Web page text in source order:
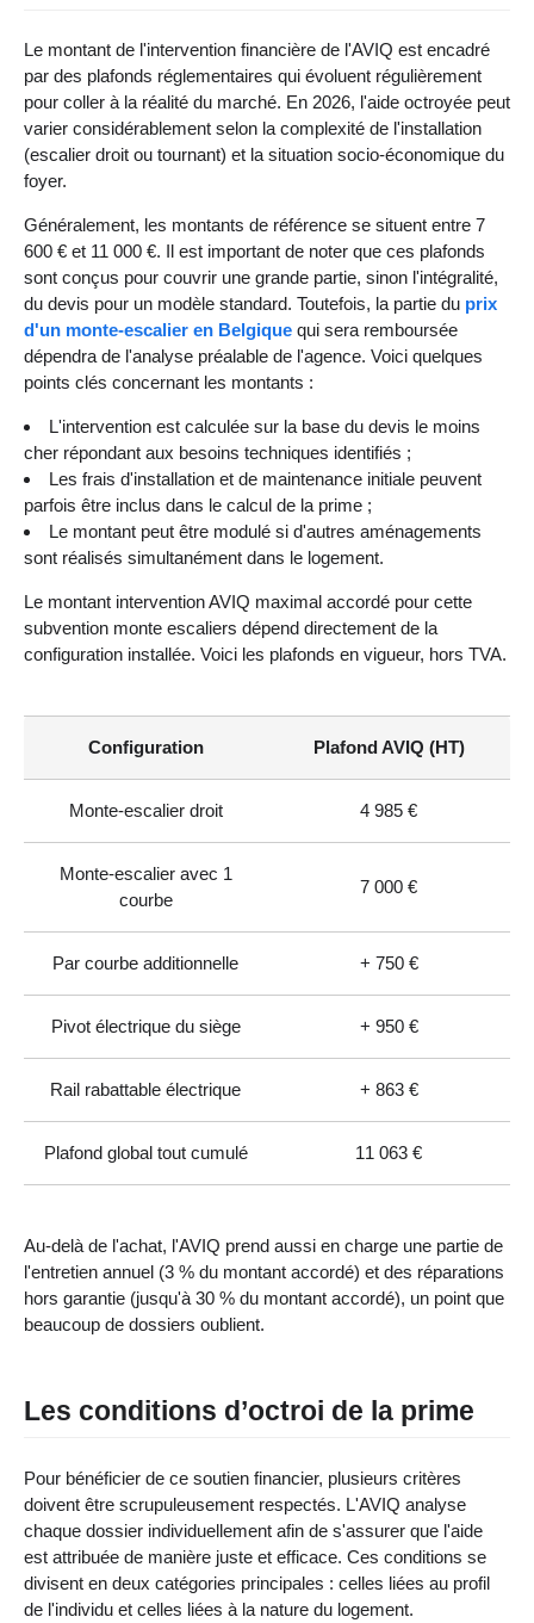
Le montant de l'intervention financière de l'AVIQ est encadré
par des plafonds réglementaires qui évoluent régulièrement
pour coller à la réalité du marché. En 2026, l'aide octroyée peut
varier considérablement selon la complexité de l'installation
(escalier droit ou tournant) et la situation socio-économique du
foyer.
Généralement, les montants de référence se situent entre 7
600 € et 11 000 €. Il est important de noter que ces plafonds
sont conçus pour couvrir une grande partie, sinon l'intégralité,
du devis pour un modèle standard. Toutefois, la partie du prix
d'un monte-escalier en Belgique qui sera remboursée
dépendra de l'analyse préalable de l'agence. Voici quelques
points clés concernant les montants :
L'intervention est calculée sur la base du devis le moins
cher répondant aux besoins techniques identifiés ;
Les frais d'installation et de maintenance initiale peuvent
parfois être inclus dans le calcul de la prime ;
Le montant peut être modulé si d'autres aménagements
sont réalisés simultanément dans le logement.
Le montant intervention AVIQ maximal accordé pour cette
subvention monte escaliers dépend directement de la
configuration installée. Voici les plafonds en vigueur, hors TVA.
Configuration Plafond AVIQ (HT)
Monte-escalier droit 4 985 €
Monte-escalier avec 1
courbe
7 000 €
Par courbe additionnelle + 750 €
Pivot électrique du siège + 950 €
Rail rabattable électrique + 863 €
Plafond global tout cumulé 11 063 €
Au-delà de l'achat, l'AVIQ prend aussi en charge une partie de
l'entretien annuel (3 % du montant accordé) et des réparations
hors garantie (jusqu'à 30 % du montant accordé), un point que
beaucoup de dossiers oublient.
Les conditions d’octroi de la prime
Pour bénéficier de ce soutien financier, plusieurs critères
doivent être scrupuleusement respectés. L'AVIQ analyse
chaque dossier individuellement afin de s'assurer que l'aide
est attribuée de manière juste et efficace. Ces conditions se
divisent en deux catégories principales : celles liées au profil
de l'individu et celles liées à la nature du logement.